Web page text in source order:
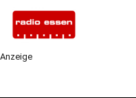
Anzeige